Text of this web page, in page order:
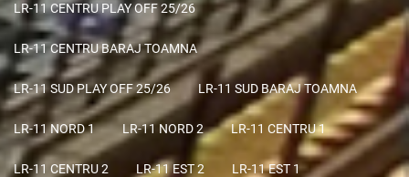
LR-11 CENTRU PLAY OFF 25/26
LR-11 CENTRU BARAJ TOAMNA
LR-11 SUD PLAY OFF 25/26 LR-11 SUD BARAJ TOAMNA
LR-11 NORD 1 LR-11 NORD 2 LR-11 CENTRU 1
LR-11 CENTRU 2 LR-11 EST 2 LR-11 EST 1